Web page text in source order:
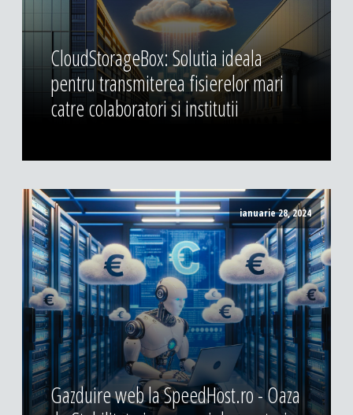
CloudStorageBox: Solutia ideala
pentru transmiterea fisierelor mari
catre colaboratori si institutii
ianuarie 28, 2024
Gazduire web la SpeedHost.ro - Oaza